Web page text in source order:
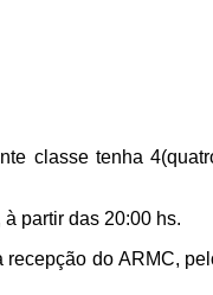
classe tenha
partir das 20:00 hs.
do ARMC,